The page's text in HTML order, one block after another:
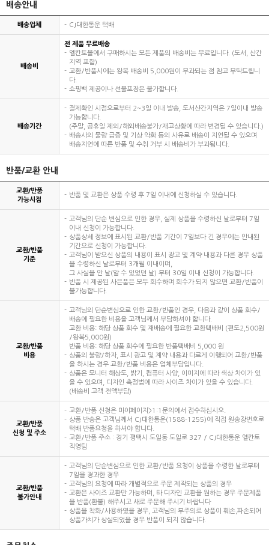
배송안내
배송업체 CJ대한통운 택배
배송비
전 제품 무료배송
엘칸토몰에서 구매하시는 모든 제품의 배송비는 무료입니다. (도서, 산간
지역 포함)
교환/반품시에는 왕복 배송비 5,000원이 부과되는 점 참고 부탁드립니
다.
쇼핑백 제공이나 선물포장은 불가합니다.
배송기간
결제확인 시점으로부터 2~3일 이내 발송, 도서산간지역은 7일이내 발송
가능합니다.
(주말, 공휴일 제외/해외배송불가/재고상황에 따라 변경될 수 있습니다.)
배송사의 물량 급증 및 기상 악화 등의 사유로 배송이 지연될 수 있으며
배송지연에 따른 반품 및 수취 거부 시 배송비가 부과됩니다.
반품/교환 안내
교환/반품
가능시점
반품 및 교환은 상품 수령 후 7일 이내에 신청하실 수 있습니다.
교환/반품
기준
고객님의 단순 변심으로 인한 경우, 실제 상품을 수령하신 날로부터 7일
이내 신청이 가능합니다.
상품상세 정보에 표시된 교환/반품 기간이 7일보다 긴 경우에는 안내된
기간으로 신청이 가능합니다.
고객님이 받으신 상품의 내용이 표시 광고 및 계약 내용과 다른 경우 상품
을 수령하신 날로부터 3개월 이내이며,
그 사실을 안 날(알 수 있었던 날) 부터 30일 이내 신청이 가능합니다.
반품 시 제공된 사은품은 모두 회수하며 회수가 되지 않으면 교환/반품이
불가능합니다.
교환/반품
비용
고객님의 단순변심으로 인한 교환/반품인 경우, 다음과 같이 상품 회수/
배송에 필요한 비용을 고객님께서 부담하셔야 합니다.
교환 비용: 해당 상품 회수 및 재배송에 필요한 교환택배비 (편도2,500원
/왕복5,000원)
반품 비용: 해당 상품 회수에 필요한 반품택배비 5,000 원
상품의 불량/하자, 표시 광고 및 계약 내용과 다르게 이행되어 교환/반품
을 하시는 경우 교환/반품 비용은 업체부담입니다.
상품은 모니터 해상도, 밝기, 컴퓨터 사양, 이미지에 따라 색상 차이가 있
을 수 있으며, 디자인 측정법에 따라 사이즈 차이가 있을 수 있습니다.
(배송비 고객 전액부담)
교환/반품
신청 및 주소
교환/반품 신청은 마이페이지>1:1문의에서 접수하십시오.
상품 반송은 고객님께서 CJ대한통운(1588-1255)에 직접 원송장번호로
택배 반품요청을 하셔야 합니다.
교환/반품 주소 : 경기 평택시 도일동 도일로 327 / CJ대한통운 엘칸토
직영팀
교환/반품
불가안내
고객님의 단순변심으로 인한 교환/반품 요청이 상품을 수령한 날로부터
7일을 경과한 경우
고객님의 요청에 따라 개별적으로 주문 제작되는 상품의 경우
교환은 사이즈 교환만 가능하며, 타 디자인 교환을 원하는 경우 주문제품
을 반품(환불) 해주시고 새로 주문해 주시기 바랍니다
상품을 착화/사용하였을 경우, 고객님의 부주의로 상품이 훼손,파손되어
상품가치가 상실되었을 경우 반품이 되지 않습니다.